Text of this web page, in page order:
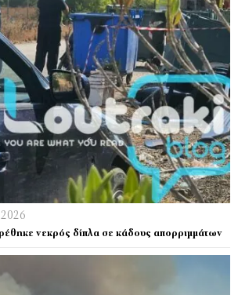
νεκρός δίπλα σε κάδους απορριμμάτων